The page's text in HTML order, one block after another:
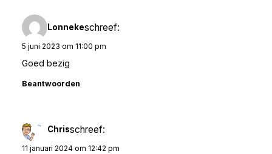
Lonnekeschreef:
5 juni 2023 om 11:00 pm
Goed bezig
Beantwoorden
Chrisschreef:
11 januari 2024 om 12:42 pm